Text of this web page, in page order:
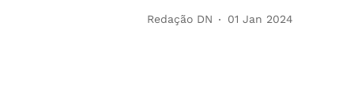
Redação DN 01 Jan 2024